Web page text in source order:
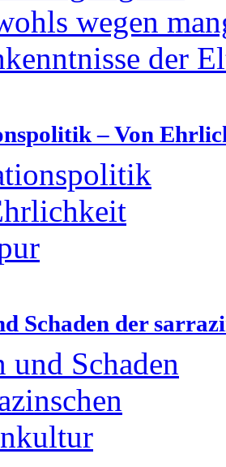
– Von
Schaden der